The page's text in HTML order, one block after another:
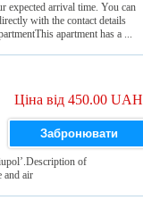
expected arrival time. You can
with the contact details
apartment has a ...
Ціна від 450.00 UAH
Забронювати
of
and air